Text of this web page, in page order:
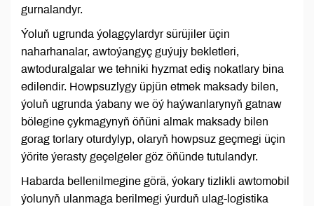
gurnalandyr.
Ýoluň ugrunda ýolagçylardyr sürüjiler üçin
naharhanalar, awtoýangyç guýujy bekletleri,
awtoduralgalar we tehniki hyzmat ediş nokatlary bina
edilendir. Howpsuzlygy üpjün etmek maksady bilen,
ýoluň ugrunda ýabany we öý haýwanlarynyň gatnaw
bölegine çykmagynyň öňüni almak maksady bilen
gorag torlary oturdylyp, olaryň howpsuz geçmegi üçin
ýörite ýerasty geçelgeler göz öňünde tutulandyr.
Habarda bellenilmegine görä, ýokary tizlikli awtomobil
ýolunyň ulanmaga berilmegi ýurduň ulag-logistika